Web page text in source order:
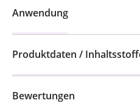
Anwendung
Produktdaten /
Bewertungen